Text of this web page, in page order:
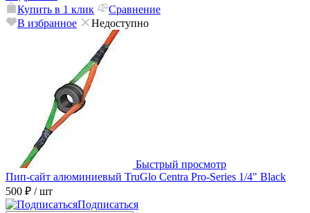
Купить в 1 клик
Сравнение
В избранное
Недоступно
Быстрый просмотр
Пип-сайт алюминиевый TruGlo Centra Pro-Series 1/4" Black
500 ₽ / шт
Подписаться